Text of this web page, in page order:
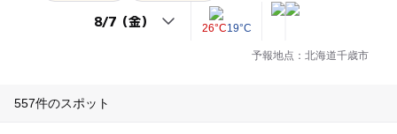
26°C19°C
予報地点：北海道千歳市
557件のスポット